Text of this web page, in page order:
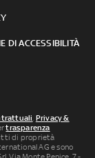
DI ACCESSIBILITÀ
Privacy &
trasparenza
di proprietà
AG e sono